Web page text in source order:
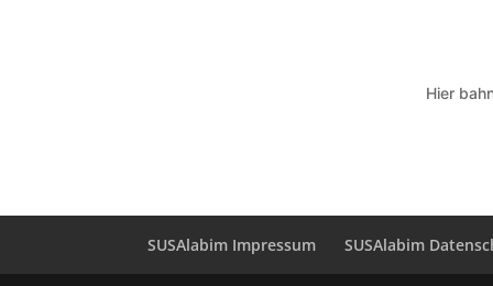
Hier
SUSAlabim Impressum SUSAlabim